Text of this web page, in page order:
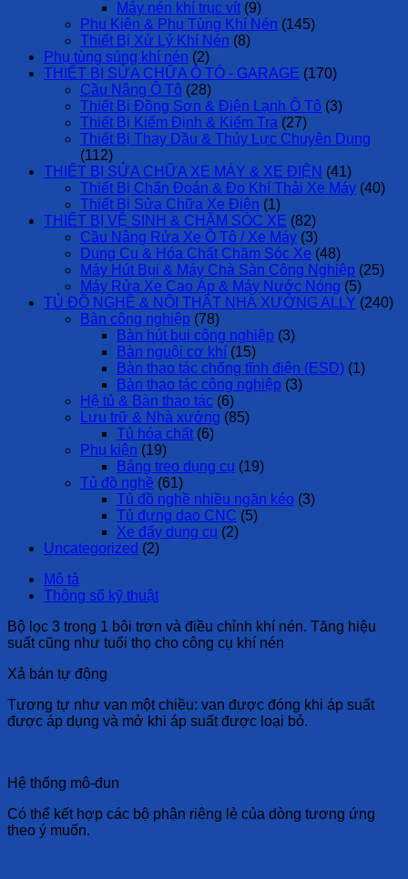
Máy nén khí trục vít (9)
Phụ Kiện & Phụ Tùng Khí Nén (145)
Thiết Bị Xử Lý Khí Nén (8)
Phụ tùng súng khí nén (2)
THIẾT BỊ SỬA CHỮA Ô TÔ - GARAGE (170)
Cầu Nâng Ô Tô (28)
Thiết Bị Đồng Sơn & Điện Lạnh Ô Tô (3)
Thiết Bị Kiểm Định & Kiểm Tra (27)
Thiết Bị Thay Dầu & Thủy Lực Chuyên Dụng
(112)
THIẾT BỊ SỬA CHỮA XE MÁY & XE ĐIỆN (41)
Thiết Bị Chẩn Đoán & Đo Khí Thải Xe Máy (40)
Thiết Bị Sửa Chữa Xe Điện (1)
THIẾT BỊ VỆ SINH & CHĂM SÓC XE (82)
Cầu Nâng Rửa Xe Ô Tô / Xe Máy (3)
Dụng Cụ & Hóa Chất Chăm Sóc Xe (48)
Máy Hút Bụi & Máy Chà Sàn Công Nghiệp (25)
Máy Rửa Xe Cao Áp & Máy Nước Nóng (5)
TỦ ĐỒ NGHỀ & NỘI THẤT NHÀ XƯỞNG ALLY (240)
Bàn công nghiệp (78)
Bàn hút bụi công nghiệp (3)
Bàn nguội cơ khí (15)
Bàn thao tác chống tĩnh điện (ESD) (1)
Bàn thao tác công nghiệp (3)
Hệ tủ & Bàn thao tác (6)
Lưu trữ & Nhà xưởng (85)
Tủ hóa chất (6)
Phụ kiện (19)
Bảng treo dụng cụ (19)
Tủ đồ nghề (61)
Tủ đồ nghề nhiều ngăn kéo (3)
Tủ đựng dao CNC (5)
Xe đẩy dụng cụ (2)
Uncategorized (2)
Mô tả
Thông số kỹ thuật
Bộ lọc 3 trong 1 bôi trơn và điều chỉnh khí nén. Tăng hiệu
suất cũng như tuổi thọ cho công cụ khí nén
Xả bán tự động
Tương tự như van một chiều: van được đóng khi áp suất
được áp dụng và mở khi áp suất được loại bỏ.
Hệ thống mô-đun
Có thể kết hợp các bộ phận riêng lẻ của dòng tương ứng
theo ý muốn.